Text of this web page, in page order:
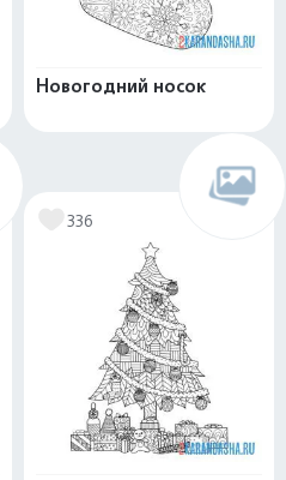
Новогодний носок
336